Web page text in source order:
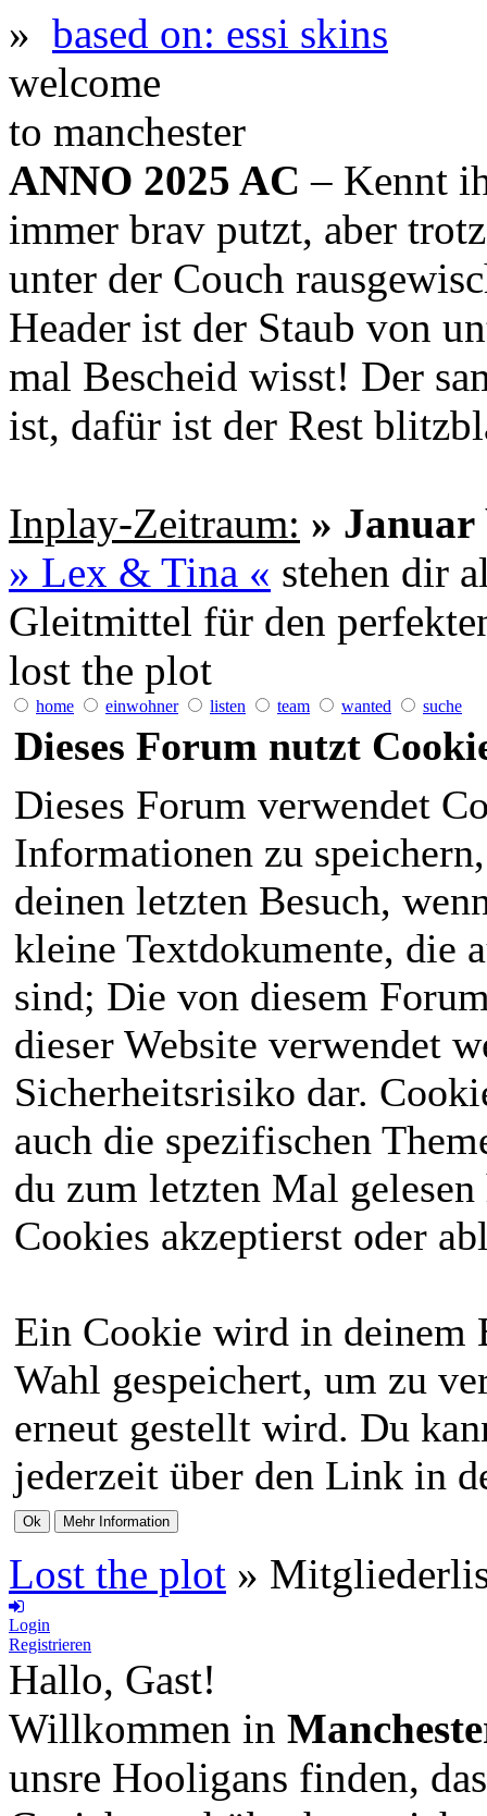
» based on: essi skins
welcome
to manchester
ANNO 2025 AC – Kennt
immer brav putzt, aber
unter der Couch
Header ist der Staub von
mal Bescheid wisst! Der
ist, dafür ist der Rest
Inplay-Zeitraum: » Januar
» Lex & Tina « stehen dir
Gleitmittel für den
lost the plot
home einwohner listen team wanted suche
Dieses Forum nutzt
Dieses Forum verwendet
Informationen zu
deinen letzten Besuch,
kleine Textdokumente, die
sind; Die von diesem
dieser Website verwendet
Sicherheitsrisiko dar.
auch die spezifischen
du zum letzten Mal
Cookies akzeptierst oder
Ein Cookie wird in deinem
Wahl gespeichert, um zu
erneut gestellt wird. Du
jederzeit über den Link in
Lost the plot »
Login
Registrieren
Hallo, Gast!
Willkommen in
unsre Hooligans finden,